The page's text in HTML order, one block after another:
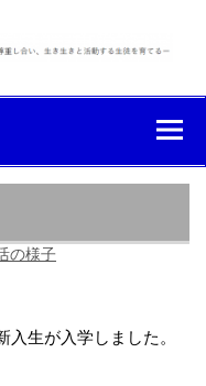
学校
の様子
生が入学しました。